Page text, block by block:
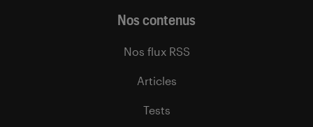
Nos contenus
Nos flux RSS
Articles
Tests